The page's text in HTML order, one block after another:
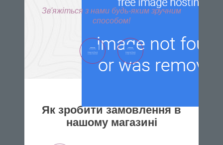
Зв'яжіться з нами будь-яким зручним
способом!
Як зробити замовлення в
нашому магазині